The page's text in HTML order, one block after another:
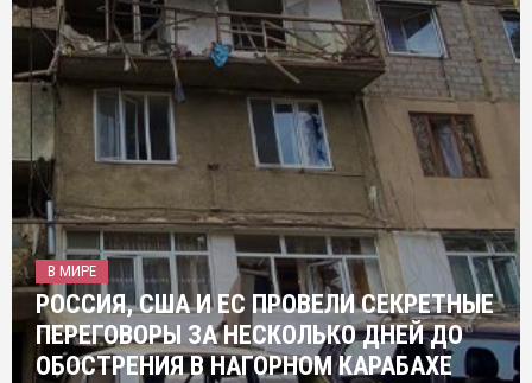
В МИРЕ
РОССИЯ, США И ЕС ПРОВЕЛИ СЕКРЕТНЫЕ
ПЕРЕГОВОРЫ ЗА НЕСКОЛЬКО ДНЕЙ ДО
ОБОСТРЕНИЯ В НАГОРНОМ КАРАБАХЕ